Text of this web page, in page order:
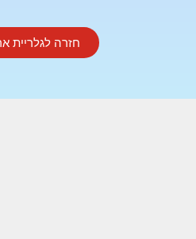
חזרה לגלריית